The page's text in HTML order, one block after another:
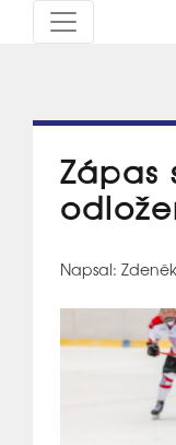
Zápas
Napsal: